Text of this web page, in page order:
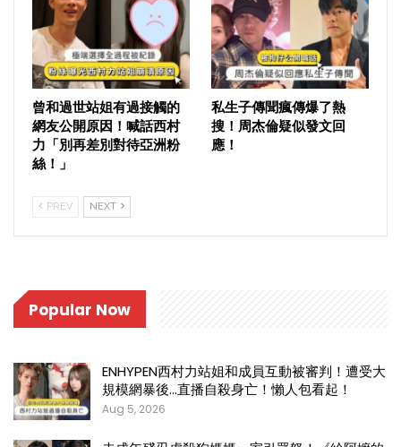
曾和過世站姐有過接觸的
網友公開原因！喊話西村
力「別再差別對待亞洲粉
絲！」
私生子傳聞瘋傳爆了熱
搜！周杰倫疑似發文回
應！
PREV NEXT
Popular Now
ENHYPEN西村力站姐和成員互動被審判！遭受大
規模網暴後…直播自殺身亡！懶人包看起！
Aug 5, 2026